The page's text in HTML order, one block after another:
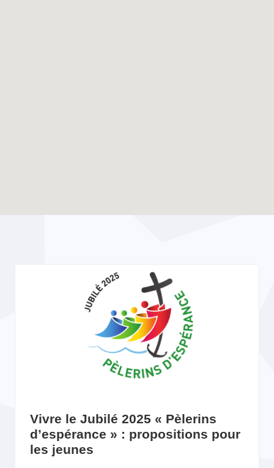
Vivre le Jubilé 2025 « Pèlerins
d’espérance » : propositions pour
les jeunes